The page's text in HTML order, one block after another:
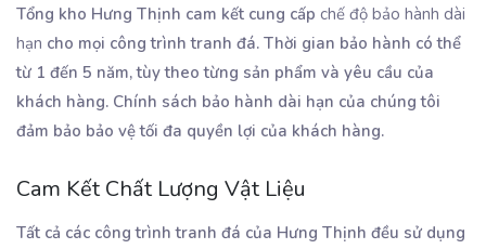
Tổng kho Hưng Thịnh cam kết cung cấp chế độ bảo hành dài
hạn cho mọi công trình tranh đá. Thời gian bảo hành có thể
từ 1 đến 5 năm, tùy theo từng sản phẩm và yêu cầu của
khách hàng. Chính sách bảo hành dài hạn của chúng tôi
đảm bảo bảo vệ tối đa quyền lợi của khách hàng.
Cam Kết Chất Lượng Vật Liệu
Tất cả các công trình tranh đá của Hưng Thịnh đều sử dụng